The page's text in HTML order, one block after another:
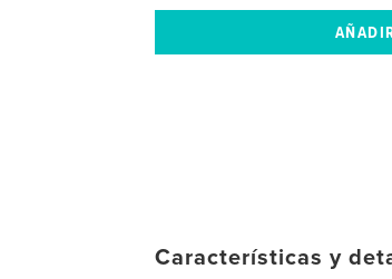
Características y